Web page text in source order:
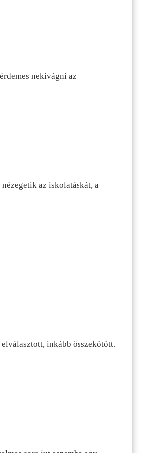
nekivágni az
az iskolatáskát, a
inkább összekötött.